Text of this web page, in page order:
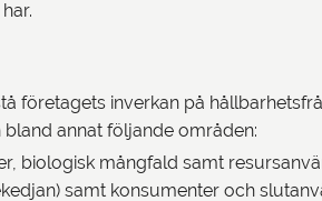
företagets inverkan på
annat följande områden:
biologisk mångfald samt
samt konsumenter och